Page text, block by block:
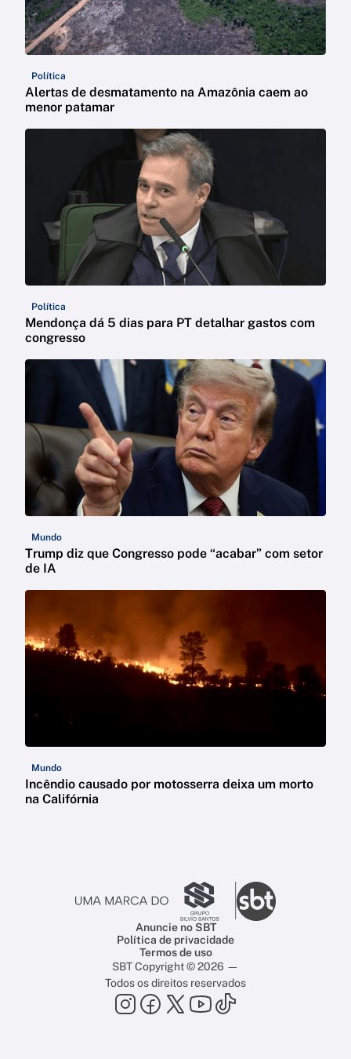
Política
Alertas de desmatamento na Amazônia caem ao
menor patamar
Política
Mendonça dá 5 dias para PT detalhar gastos com
congresso
Mundo
Trump diz que Congresso pode “acabar” com setor
de IA
Mundo
Incêndio causado por motosserra deixa um morto
na Califórnia
Anuncie no SBT
Política de privacidade
Termos de uso
SBT Copyright © 2026 —
Todos os direitos reservados